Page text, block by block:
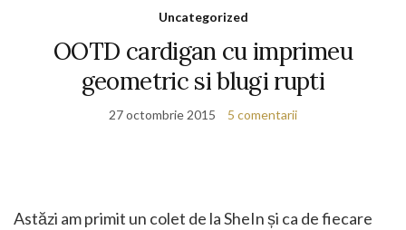
Uncategorized
OOTD cardigan cu imprimeu
geometric si blugi rupti
27 octombrie 2015 5 comentarii
Astăzi am primit un colet de la SheIn și ca de fiecare